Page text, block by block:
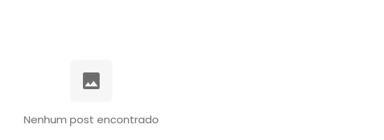
Nenhum post encontrado